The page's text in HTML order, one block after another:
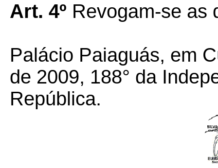
Art. 4º Revogam-se as
Palácio Paiaguás, em
de 2009, 188° da
República.